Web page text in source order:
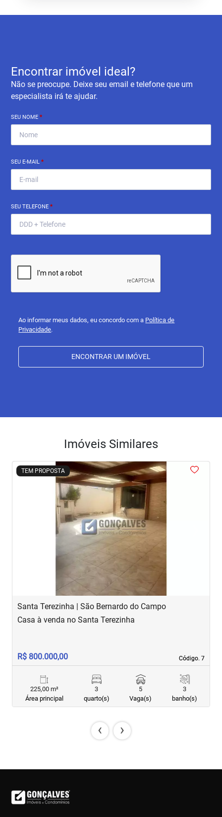
Encontrar imóvel ideal?
Não se preocupe. Deixe seu email e telefone que um
especialista irá te ajudar.
SEU NOME*
SEU E-MAIL*
SEU TELEFONE*
Ao informar meus dados, eu concordo com a Política de
Privacidade.
ENCONTRAR UM IMÓVEL
Imóveis Similares
TEM PROPOSTA
<<<<
Previous
Santa Terezinha | São Bernardo do Campo
Código. 7
Código. 7
Casa à venda no Santa Terezinha
R$ 800.000,00
225,00 m²
Área principal
3
quarto(s)
5
Vaga(s)
3
banho(s)
‹ ›